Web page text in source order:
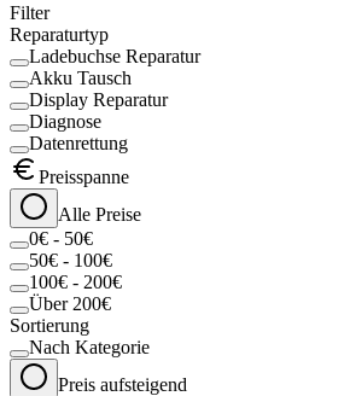
Filter
Reparaturtyp
Ladebuchse Reparatur
Akku Tausch
Display Reparatur
Diagnose
Datenrettung
Preisspanne
Alle Preise
0€ - 50€
50€ - 100€
100€ - 200€
Über 200€
Sortierung
Nach Kategorie
Preis aufsteigend